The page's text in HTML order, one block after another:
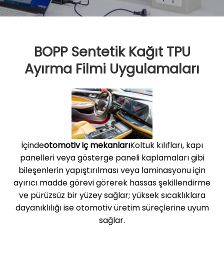
BOPP Sentetik Kağıt TPU
Ayırma Filmi Uygulamaları
İçindeotomotiv iç mekanlarıKoltuk kılıfları, kapı
panelleri veya gösterge paneli kaplamaları gibi
bileşenlerin yapıştırılması veya laminasyonu için
ayırıcı madde görevi görerek hassas şekillendirme
ve pürüzsüz bir yüzey sağlar; yüksek sıcaklıklara
dayanıklılığı ise otomotiv üretim süreçlerine uyum
sağlar.